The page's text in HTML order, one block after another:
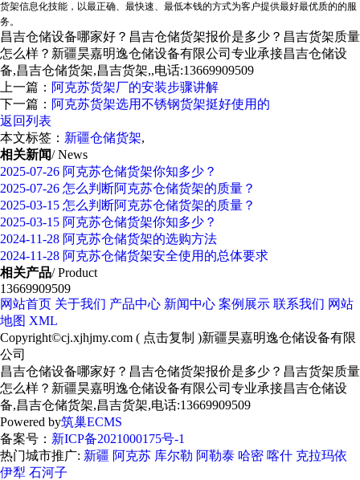
货架信息化技能，以最正确、最快速、最低本钱的方式为客户提供最好最优质的的服
务。
昌吉仓储设备哪家好？昌吉仓储货架报价是多少？昌吉货架质量
怎么样？新疆昊嘉明逸仓储设备有限公司专业承接昌吉仓储设
备,昌吉仓储货架,昌吉货架,,电话:13669909509
上一篇： 阿克苏货架厂的安装步骤讲解
下一篇： 阿克苏货架选用不锈钢货架挺好使用的
返回列表
本文标签： 新疆仓储货架,
相关新闻/ News
2025-07-26 阿克苏仓储货架你知多少？
2025-07-26 怎么判断阿克苏仓储货架的质量？
2025-03-15 怎么判断阿克苏仓储货架的质量？
2025-03-15 阿克苏仓储货架你知多少？
2024-11-28 阿克苏仓储货架的选购方法
2024-11-28 阿克苏仓储货架安全使用的总体要求
相关产品/ Product
13669909509
网站首页 关于我们 产品中心 新闻中心 案例展示 联系我们 网站
地图 XML
Copyright©cj.xjhjmy.com ( 点击复制 )新疆昊嘉明逸仓储设备有限
公司
昌吉仓储设备哪家好？昌吉仓储货架报价是多少？昌吉货架质量
怎么样？新疆昊嘉明逸仓储设备有限公司专业承接昌吉仓储设
备,昌吉仓储货架,昌吉货架,电话:13669909509
Powered by筑巢ECMS
备案号： 新ICP备2021000175号-1
热门城市推广: 新疆 阿克苏 库尔勒 阿勒泰 哈密 喀什 克拉玛依
伊犁 石河子